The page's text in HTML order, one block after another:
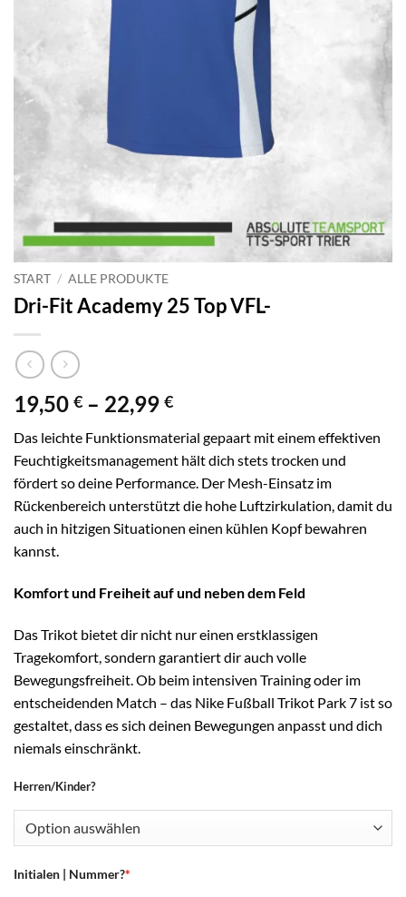
START / ALLE PRODUKTE
Dri-Fit Academy 25 Top VFL-
19,50 € – 22,99 €Preisspanne:
bis
22,99 €
Das leichte Funktionsmaterial gepaart mit einem effektiven
Feuchtigkeitsmanagement hält dich stets trocken und
fördert so deine Performance. Der Mesh-Einsatz im
Rückenbereich unterstützt die hohe Luftzirkulation, damit du
auch in hitzigen Situationen einen kühlen Kopf bewahren
kannst.
Komfort und Freiheit auf und neben dem Feld
Das Trikot bietet dir nicht nur einen erstklassigen
Tragekomfort, sondern garantiert dir auch volle
Bewegungsfreiheit. Ob beim intensiven Training oder im
entscheidenden Match – das Nike Fußball Trikot Park 7 ist so
gestaltet, dass es sich deinen Bewegungen anpasst und dich
niemals einschränkt.
Herren/Kinder?
*
Initialen | Nummer?